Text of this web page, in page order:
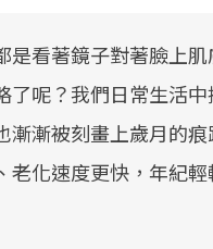
是看著鏡子對著臉上
了呢？我們日常生活
漸漸被刻畫上歲月的
老化速度更快，年紀